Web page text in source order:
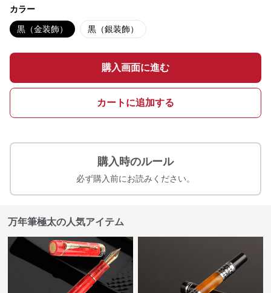
カラー
黒（金装飾） 黒（銀装飾）
購入画面に進む
カートに追加する
購入時のルール
必ず購入前にお読みください。
万年筆極太の人気アイテム